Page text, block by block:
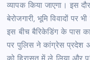
व्यापक किया जाएगा। इस
बेरोजगारी, भूमि विवादों पर
इस बीच बैरिकेडिंग के पास
पर पुलिस ने कांग्रेस प्रदेश